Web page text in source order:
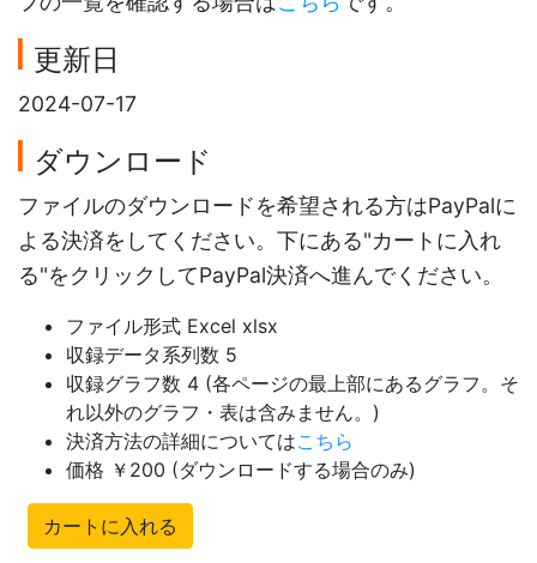
更新日
2024-07-17
ダウンロード
ファイルのダウンロードを希望される方はPayPalに
よる決済をしてください。下にある"カートに入れ
る"をクリックしてPayPal決済へ進んでください。
ファイル形式 Excel xlsx
収録データ系列数 5
収録グラフ数 4 (各ページの最上部にあるグラフ。そ
れ以外のグラフ・表は含みません。)
決済方法の詳細についてはこちら
価格 ￥200 (ダウンロードする場合のみ)
カートに入れる